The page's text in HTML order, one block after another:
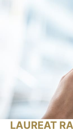
LAUREAT